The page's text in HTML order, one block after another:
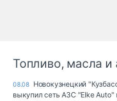
Топливо, масла и
08.08 Новокузнецкий
выкупил сеть АЗС "Elke